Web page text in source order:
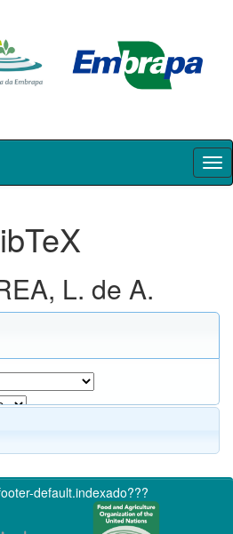
L. de A.
default.indexado???